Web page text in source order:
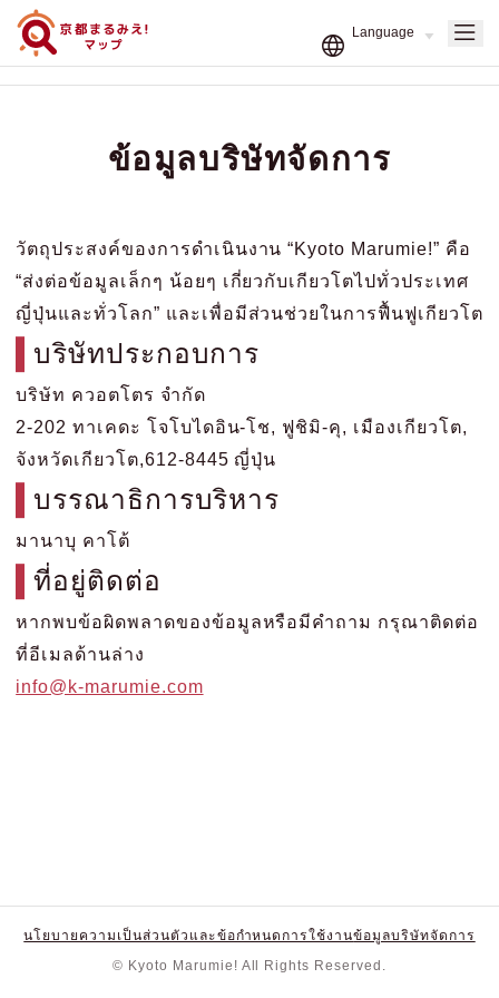
ข้อมูลบริษัทจัดการ
วัตถุประสงค์ของการดำเนินงาน “Kyoto Marumie!” คือ
“ส่งต่อข้อมูลเล็กๆ น้อยๆ เกี่ยวกับเกียวโตไปทั่วประเทศ
ญี่ปุ่นและทั่วโลก” และเพื่อมีส่วนช่วยในการฟื้นฟูเกียวโต
บริษัทประกอบการ
บริษัท ควอตโตร จำกัด
2-202 ทาเคดะ โจโบไดอิน-โช, ฟูชิมิ-คุ, เมืองเกียวโต,
จังหวัดเกียวโต,612-8445 ญี่ปุ่น
บรรณาธิการบริหาร
มานาบุ คาโต้
ที่อยู่ติดต่อ
หากพบข้อผิดพลาดของข้อมูลหรือมีคำถาม กรุณาติดต่อ
ที่อีเมลด้านล่าง
info@k-marumie.com
นโยบายความเป็นส่วนตัวและข้อกำหนดการใช้งานข้อมูลบริษัทจัดการ
© Kyoto Marumie! All Rights Reserved.